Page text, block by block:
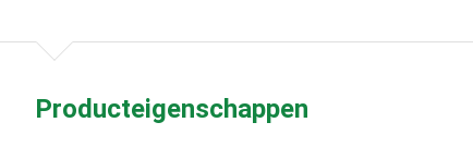
Producteigenschappen